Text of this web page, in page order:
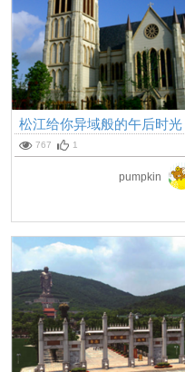
松江给你异域般的午后时光
767 1
pumpkin